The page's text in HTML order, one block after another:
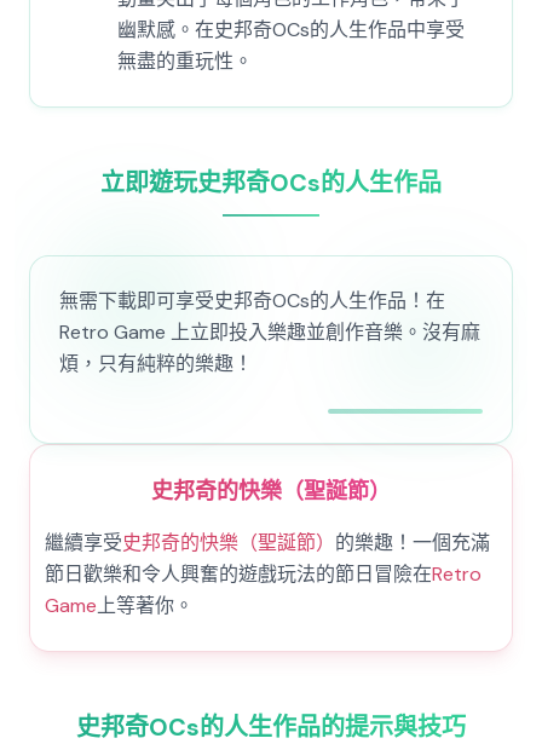
幽默感。在史邦奇OCs的人生作品中享受
無盡的重玩性。
立即遊玩史邦奇OCs的人生作品
無需下載即可享受史邦奇OCs的人生作品！在
Retro Game 上立即投入樂趣並創作音樂。沒有麻
煩，只有純粹的樂趣！
史邦奇的快樂（聖誕節）
繼續享受史邦奇的快樂（聖誕節） 的樂趣！一個充滿
節日歡樂和令人興奮的遊戲玩法的節日冒險在Retro
Game上等著你。
史邦奇OCs的人生作品的提示與技巧